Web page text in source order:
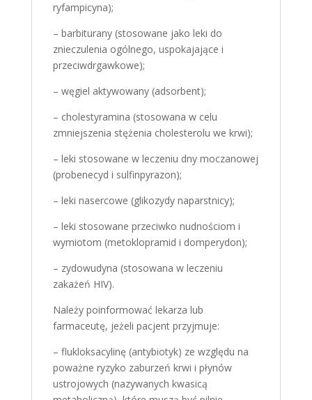
ryfampicyna);
– barbiturany (stosowane jako leki do
znieczulenia ogólnego, uspokajające i
przeciwdrgawkowe);
– węgiel aktywowany (adsorbent);
– cholestyramina (stosowana w celu
zmniejszenia stężenia cholesterolu we krwi);
– leki stosowane w leczeniu dny moczanowej
(probenecyd i sulfinpyrazon);
– leki nasercowe (glikozydy naparstnicy);
– leki stosowane przeciwko nudnościom i
wymiotom (metoklopramid i domperydon);
– zydowudyna (stosowana w leczeniu
zakażeń HIV).
Należy poinformować lekarza lub
farmaceutę, jeżeli pacjent przyjmuje:
– flukloksacylinę (antybiotyk) ze względu na
poważne ryzyko zaburzeń krwi i płynów
ustrojowych (nazywanych kwasicą